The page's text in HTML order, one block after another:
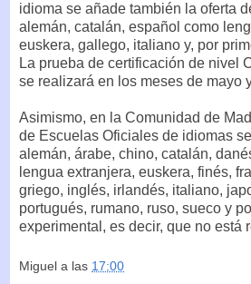
idioma se añade también la oferta
alemán, catalán, español como
euskera, gallego, italiano y, por
La prueba de certificación de nivel
se realizará en los meses de mayo
Asimismo, en la Comunidad de
de Escuelas Oficiales de idiomas
alemán, árabe, chino, catalán,
lengua extranjera, euskera, finés,
griego, inglés, irlandés, italiano,
portugués, rumano, ruso, sueco y
experimental, es decir, que no está
Miguel a las 17:00